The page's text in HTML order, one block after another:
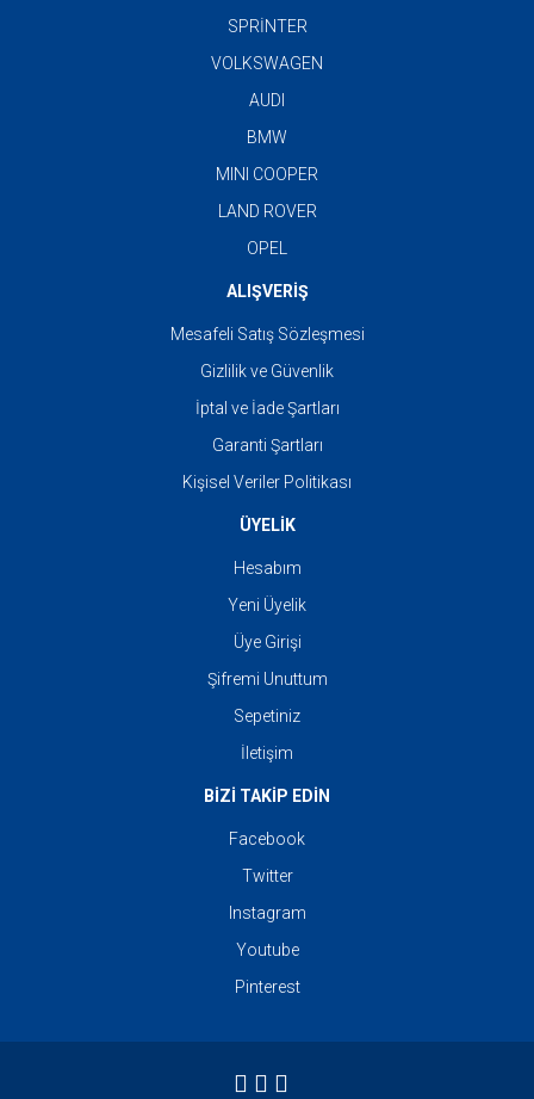
SPRİNTER
VOLKSWAGEN
AUDI
BMW
MINI COOPER
LAND ROVER
OPEL
ALIŞVERİŞ
Mesafeli Satış Sözleşmesi
Gizlilik ve Güvenlik
İptal ve İade Şartları
Garanti Şartları
Kişisel Veriler Politikası
ÜYELİK
Hesabım
Yeni Üyelik
Üye Girişi
Şifremi Unuttum
Sepetiniz
İletişim
BİZİ TAKİP EDİN
Facebook
Twitter
Instagram
Youtube
Pinterest